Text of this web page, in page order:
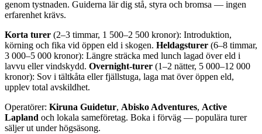
genom tystnaden. Guiderna lär dig stå, styra och bromsa — ingen
erfarenhet krävs.
Korta turer (2–3 timmar, 1 500–2 500 kronor): Introduktion,
körning och fika vid öppen eld i skogen. Heldagsturer (6–8 timmar,
3 000–5 000 kronor): Längre sträcka med lunch lagad över eld i
lavvu eller vindskydd. Overnight-turer (1–2 nätter, 5 000–12 000
kronor): Sov i tältkåta eller fjällstuga, laga mat över öppen eld,
upplev total avskildhet.
Operatörer: Kiruna Guidetur, Abisko Adventures, Active
Lapland och lokala sameföretag. Boka i förväg — populära turer
säljer ut under högsäsong.